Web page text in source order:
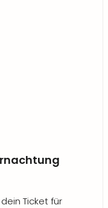
Ticket für